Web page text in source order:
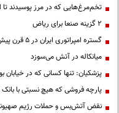
تخم‌مرغ‌هایی که در مرز پوسیدند تا
۲ گزینه صنعا برای ریاض
گستره امپراتوری ایران در ۵ قرن پیش از میلاد؛ تصویری از ایران ۲۵ قرن پیش
میانکاله در آتش می‌سوزد
پزشکیان: تنها کسانی که در خیابان
پارچه فروشی که هیچ نسبتی با بانک
نقض آتش‌بس و حملات رژیم